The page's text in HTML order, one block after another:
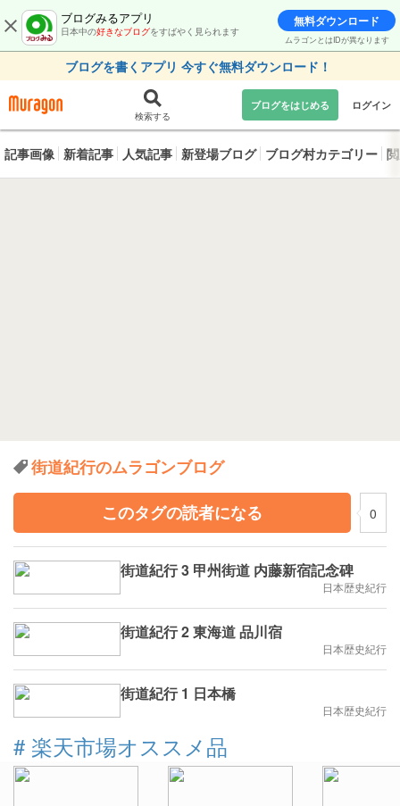
ブログみるアプリ
日本中の好きなブログをすばやく見られます
無料ダウンロード
ムラゴンとはIDが異なります
ブログを書くアプリ 今すぐ無料ダウンロード！
検索する
ブログをはじめる ログイン
記事画像 新着記事 人気記事 新登場ブログ ブログ村カテゴリー
街道紀行のムラゴンブログ
このタグの読者になる
0
街道紀行 3 甲州街道 内藤新宿記念碑
日本歴史紀行
街道紀行 2 東海道 品川宿
日本歴史紀行
街道紀行 1 日本橋
日本歴史紀行
# 楽天市場オススメ品